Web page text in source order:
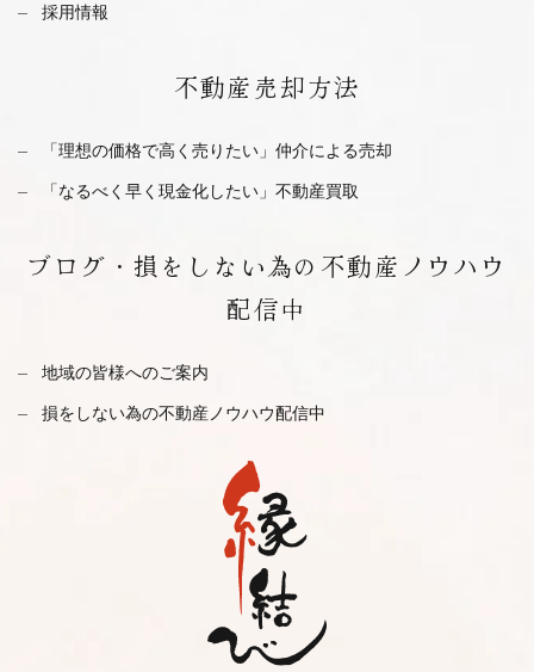
採用情報
不動産 売却方法
「理想の価格で高く売りたい」仲介による売却
「なるべく早く現金化したい」不動産買取
ブログ・ 損をしない為の不動産ノウハウ
配信中
地域の皆様へのご案内
損をしない為の不動産ノウハウ配信中